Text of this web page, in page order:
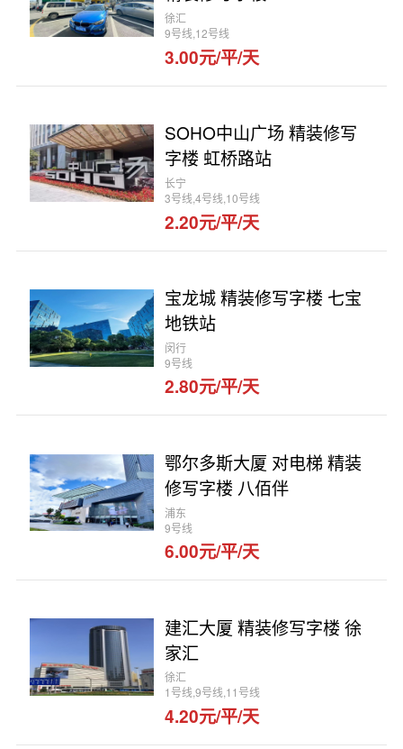
徐汇
9号线,12号线
3.00元/平/天
SOHO中山广场 精装修写
字楼 虹桥路站
长宁
3号线,4号线,10号线
2.20元/平/天
宝龙城 精装修写字楼 七宝
地铁站
闵行
9号线
2.80元/平/天
鄂尔多斯大厦 对电梯 精装
修写字楼 八佰伴
浦东
9号线
6.00元/平/天
建汇大厦 精装修写字楼 徐
家汇
徐汇
1号线,9号线,11号线
4.20元/平/天